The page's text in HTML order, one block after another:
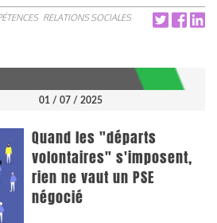
RELATIONS SOCIALES
01 / 07 / 2025
Quand les "départs
volontaires" s'imposent,
rien ne vaut un PSE
négocié